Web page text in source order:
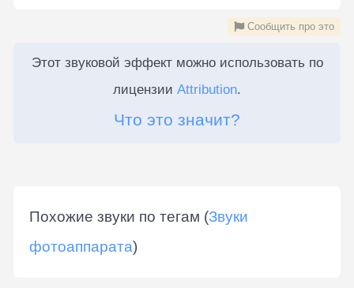
Сообщить про это
Этот звуковой эффект можно использовать по
лицензии Attribution.
Что это значит?
Похожие звуки по тегам (Звуки
фотоаппарата)